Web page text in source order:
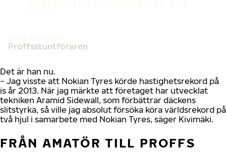
Proffsstuntföraren
Det är han nu.
− Jag visste att Nokian Tyres körde hastighetsrekord på
is år 2013. När jag märkte att företaget har utvecklat
tekniken Aramid Sidewall, som förbättrar däckens
slitstyrka, så ville jag absolut försöka köra världsrekord på
två hjul i samarbete med Nokian Tyres, säger Kivimäki.
FRÅN AMATÖR TILL PROFFS